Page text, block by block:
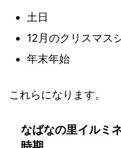
土日
12月のクリスマス
年末年始
これらになります。
なばなの里イルミ